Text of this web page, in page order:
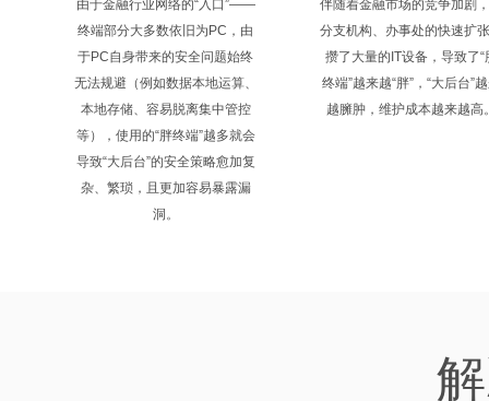
由于金融行业网络的“入口”——
终端部分大多数依旧为PC，由
于PC自身带来的安全问题始终
无法规避（例如数据本地运算、
本地存储、容易脱离集中管控
等），使用的“胖终端”越多就会
导致“大后台”的安全策略愈加复
杂、繁琐，且更加容易暴露漏
洞。
伴随着金融市场的竞争加剧
分支机构、办事处的快速扩
攒了大量的IT设备，导致了“
终端”越来越“胖”，“大后台”
越臃肿，维护成本越来越高